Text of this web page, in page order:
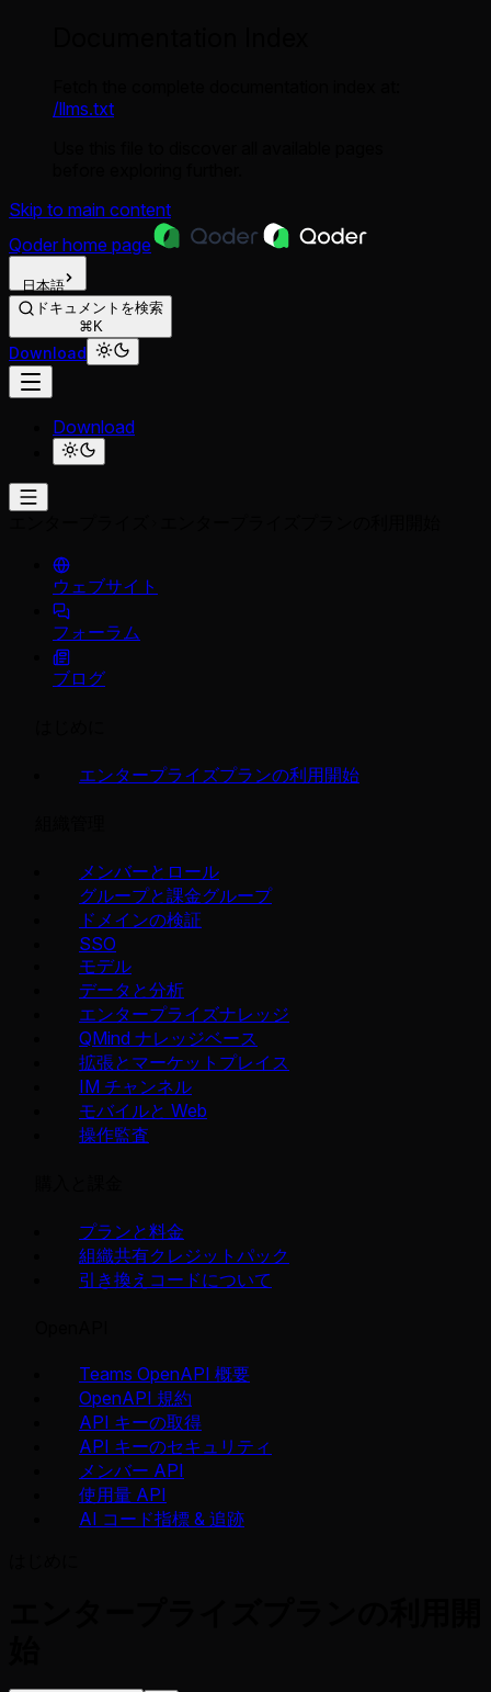
/llms.txt
Skip to main content
Qoder home page
日本語
ドキュメントを検索
⌘K
Download
Download
ウェブサイト
フォーラム
ブログ
エンタープライズプランの利用開始
メンバーとロール
グループと課金グループ
ドメインの検証
SSO
モデル
データと分析
エンタープライズナレッジ
QMind ナレッジベース
拡張とマーケットプレイス
IM チャンネル
モバイルと Web
操作監査
プランと料金
組織共有クレジットパック
引き換えコードについて
Teams OpenAPI 概要
OpenAPI 規約
API キーの取得
API キーのセキュリティ
メンバー API
使用量 API
AI コード指標 & 追跡